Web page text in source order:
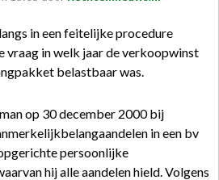
in een feitelijke procedure
vraag in welk jaar de verkoopwinst
belastbaar was.
op 30 december 2000 bij
in een bv
persoonlijke
hij alle aandelen hield. Volgens